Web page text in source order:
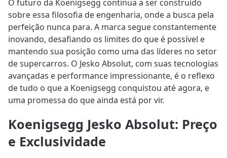
O futuro da Koenigsegg continua a ser construído
sobre essa filosofia de engenharia, onde a busca pela
perfeição nunca para. A marca segue constantemente
inovando, desafiando os limites do que é possível e
mantendo sua posição como uma das líderes no setor
de supercarros. O Jesko Absolut, com suas tecnologias
avançadas e performance impressionante, é o reflexo
de tudo o que a Koenigsegg conquistou até agora, e
uma promessa do que ainda está por vir.
Koenigsegg Jesko Absolut: Preço
e Exclusividade